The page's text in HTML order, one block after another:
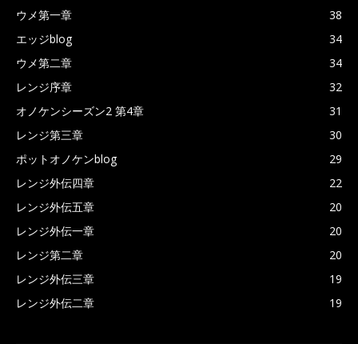
ウメ第一章
38
エッジblog
34
ウメ第二章
34
レンジ序章
32
オノケンシーズン2 第4章
31
レンジ第三章
30
ポットオノケンblog
29
レンジ外伝四章
22
レンジ外伝五章
20
レンジ外伝一章
20
レンジ第二章
20
レンジ外伝三章
19
レンジ外伝二章
19